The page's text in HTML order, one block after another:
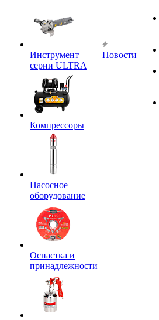
Инструмент
серии ULTRA
Компрессоры
Насосное
оборудование
Оснастка и
принадлежности
Новости